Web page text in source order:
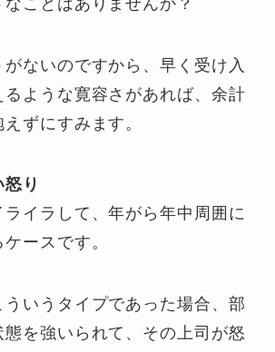
ないのですから、早く受け入
ような寛容さがあれば、余計
ずにすみます。
り
イラして、年がら年中周囲に
ースです。
いうタイプであった場合、部
を強いられて、その上司が怒